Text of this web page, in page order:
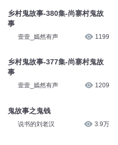
乡村鬼故事-380集-尚寨村鬼故
事
壹壹_嫣然有声 1199
乡村鬼故事-377集-尚寨村鬼故
事
壹壹_嫣然有声 1209
鬼故事之鬼钱
说书的刘老汉 3.9万